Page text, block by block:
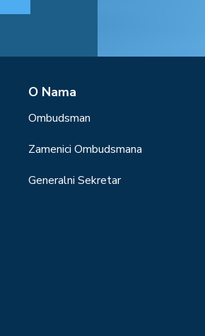
О Nama
Ombudsman
Zamenici Ombudsmana
Generalni Sekretar